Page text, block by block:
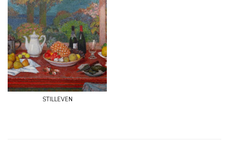
stilleven